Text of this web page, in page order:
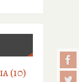
(10)